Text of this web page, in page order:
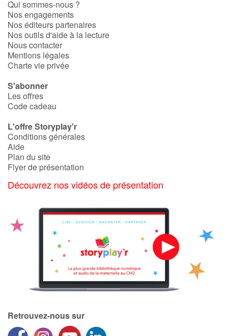
Documentaires
En famille
À l'école
Fêtes et évènements
Amour et amitié
Formats et illustrations
Catalogue anglais
Contraste +
Aide
Qui sommes-nous ?
Nos engagements
Nos éditeurs partenaires
Nos outils d'aide à la lecture
Nous contacter
Mentions légales
Charte vie privée
S'abonner
Les offres
Code cadeau
L'offre Storyplay'r
Conditions générales
Aide
Plan du site
Flyer de présentation
Découvrez nos vidéos de présentation
Retrouvez-nous sur